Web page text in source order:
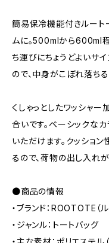
簡易保冷機能付きルート
ムに。500mlから600ml
ち運びにちょうどよいサ
ので、中身がこぼれ落ち
くしゃっとしたワッシャ
合いです。ベーシックな
いただけます。クッショ
るので、荷物の出し入れが
●商品の情報
・ブランド：ROOTOTE（
・ジャンル：トートバッグ